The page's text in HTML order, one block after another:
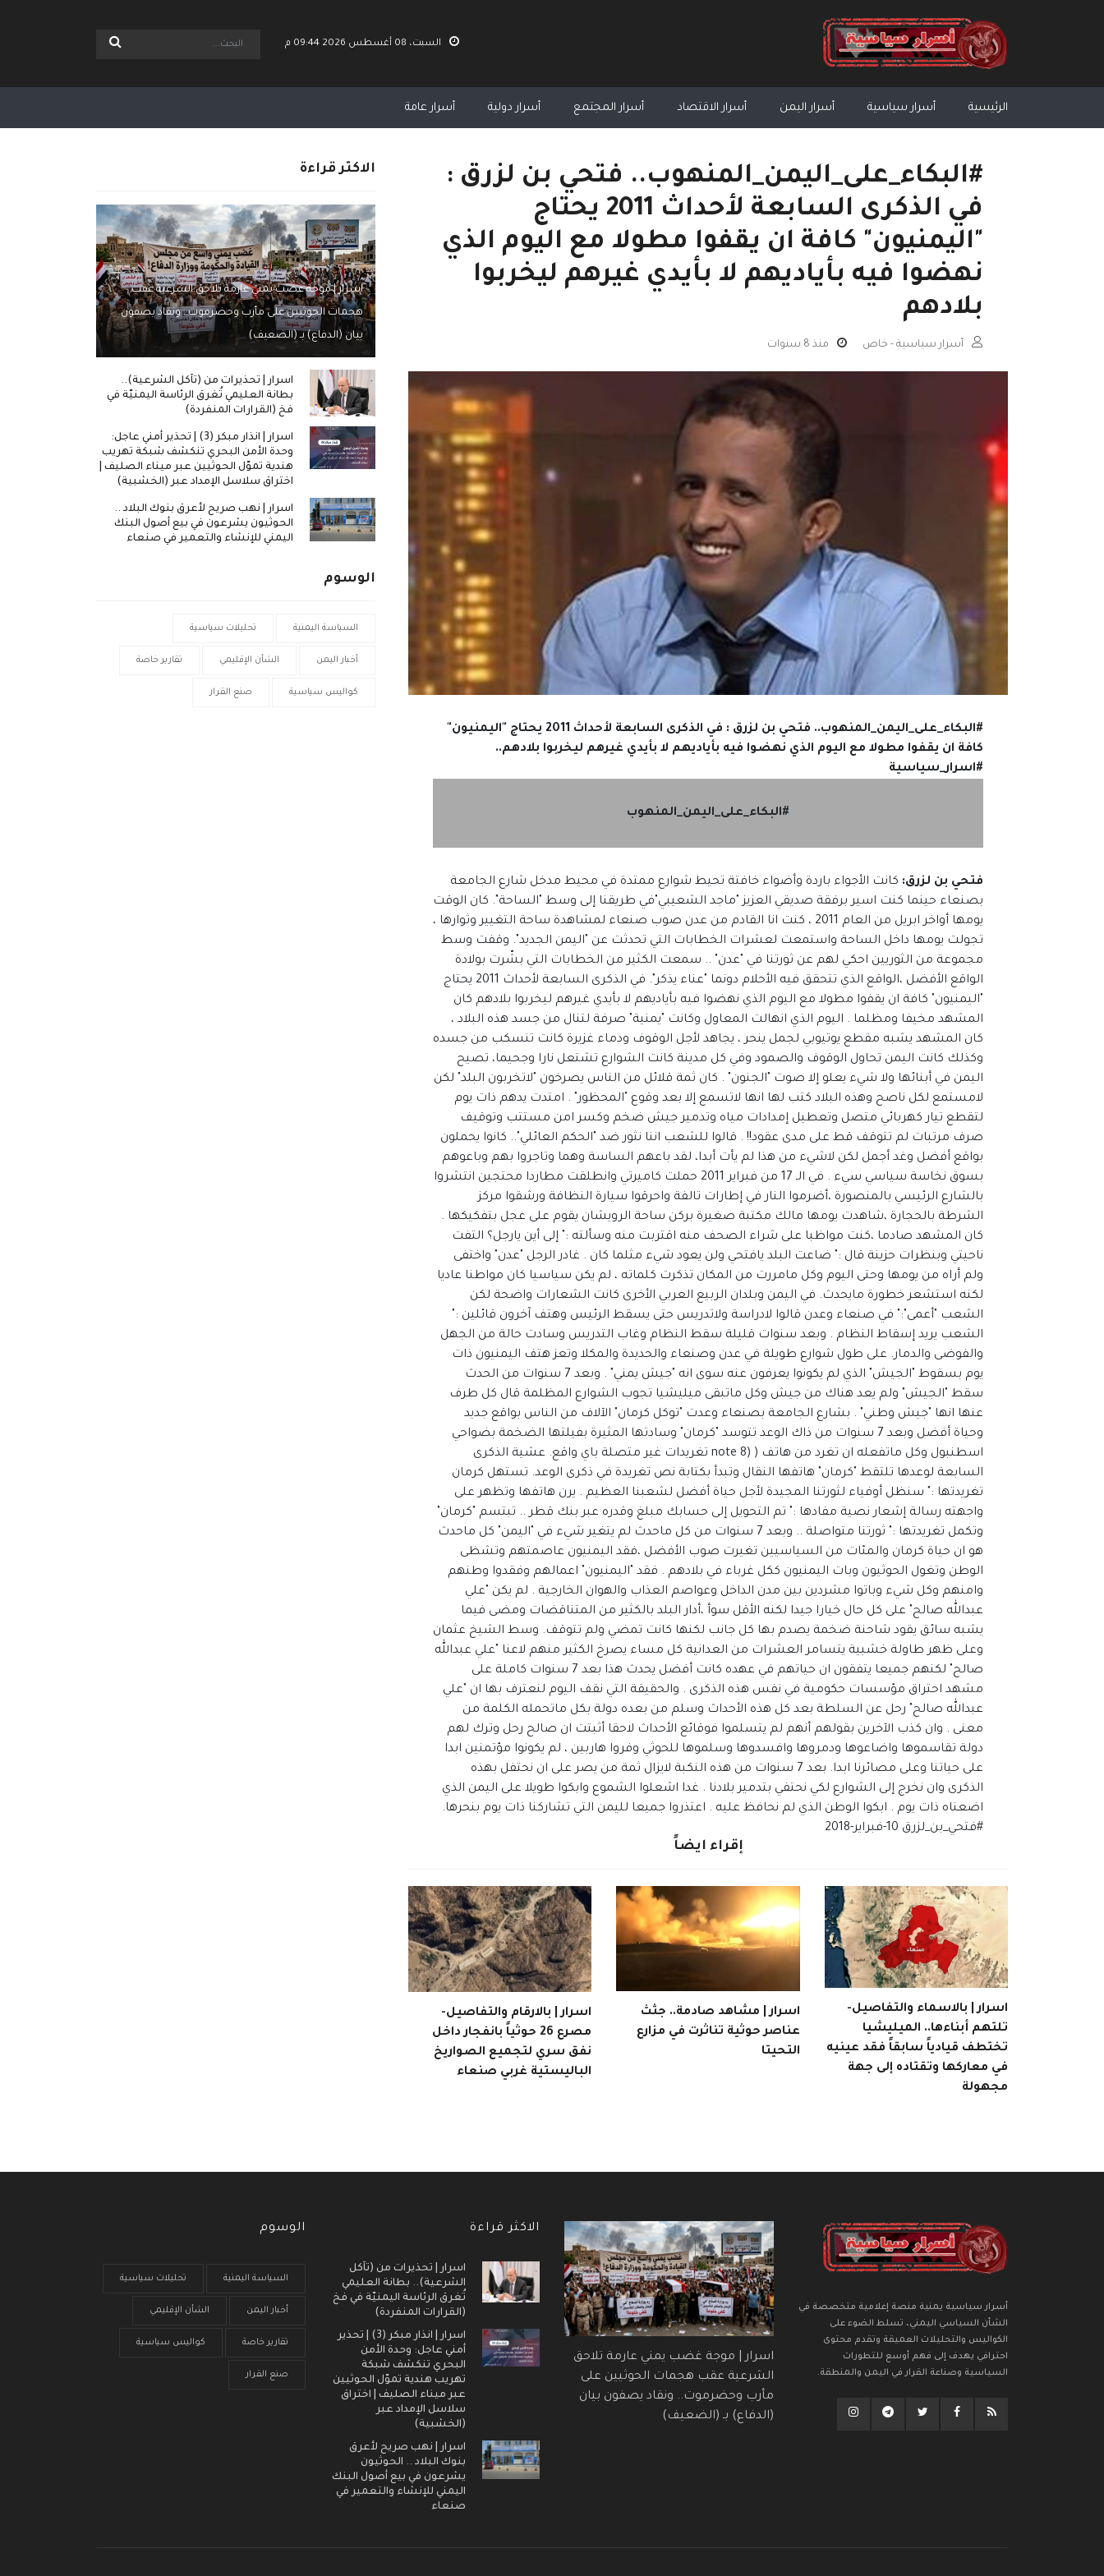
السبت، 08 أغسطس 2026 09:44 م
الرئيسية أسرار سياسية أسرار اليمن أسرار الاقتصاد أسرار المجتمع أسرار دولية أسرار عامة
#البكاء_على_اليمن_المنهوب.. فتحي بن لزرق :
في الذكرى السابعة لأحداث 2011 يحتاج
"اليمنيون" كافة ان يقفوا مطولا مع اليوم الذي
نهضوا فيه بأياديهم لا بأيدي غيرهم ليخربوا
بلادهم
أسرار سياسية - خاص منذ 8 سنوات
#البكاء_على_اليمن_المنهوب.. فتحي بن لزرق : في الذكرى السابعة لأحداث 2011 يحتاج "اليمنيون"
كافة ان يقفوا مطولا مع اليوم الذي نهضوا فيه بأياديهم لا بأيدي غيرهم ليخربوا بلادهم..
#اسرار_سياسية
#البكاء_على_اليمن_المنهوب
فتحي بن لزرق: كانت الأجواء باردة وأضواء خافتة تحيط شوارع ممتدة في محيط مدخل شارع الجامعة
بصنعاء حينما كنت اسير برفقة صديقي العزيز "ماجد الشعيبي"في طريقنا إلى وسط "الساحة". كان الوقت
يومها أواخر ابريل من العام 2011 ، كنت انا القادم من عدن صوب صنعاء لمشاهدة ساحة التغيير وثوارها ،
تجولت يومها داخل الساحة واستمعت لعشرات الخطابات التي تحدثت عن "اليمن الجديد". وقفت وسط
مجموعة من الثوريين احكي لهم عن ثورتنا في "عدن" .. سمعت الكثير من الخطابات التي بشّرت بولادة
الواقع الأفضل ،الواقع الذي تتحقق فيه الأحلام دونما "عناء يذكر". في الذكرى السابعة لأحداث 2011 يحتاج
"اليمنيون" كافة ان يقفوا مطولا مع اليوم الذي نهضوا فيه بأياديهم لا بأيدي غيرهم ليخربوا بلادهم كان
المشهد مخيفا ومظلما . اليوم الذي انهالت المعاول وكانت "يمنية" صرفة لتنال من جسد هذه البلاد ،
كان المشهد يشبه مقطع يوتيوبي لجمل ينحر ، يجاهد لأجل الوقوف ودماء غزيرة كانت تنسكب من جسده
وكذلك كانت اليمن تحاول الوقوف والصمود وفي كل مدينة كانت الشوارع تشتعل نارا وجحيما، تصيح
اليمن في أبنائها ولا شيء يعلو إلا صوت "الجنون" . كان ثمة قلائل من الناس يصرخون "لاتخربون البلد" لكن
لامستمع لكل ناصح وهذه البلاد كتب لها انها لاتسمع إلا بعد وقوع "المحظور" . امتدت يدهم ذات يوم
لتقطع تيار كهربائي متصل وتعطيل إمدادات مياه وتدمير جيش ضخم وكسر امن مستتب وتوقيف
صرف مرتبات لم تتوقف قط على مدى عقود!! . قالوا للشعب اننا نثور ضد "الحكم العائلي".. كانوا يحملون
بواقع أفضل وغد أجمل لكن لاشيء من هذا لم يأت أبدا، لقد باعهم الساسة وهما وتاجروا بهم وباعوهم
بسوق نخاسة سياسي سيء . في الـ 17 من فبراير 2011 حملت كاميرتي وانطلقت مطاردا محتجين انتشروا
بالشارع الرئيسي بالمنصورة ،أضرموا النار في إطارات تالفة واحرقوا سيارة النظافة ورشقوا مركز
الشرطة بالحجارة ،شاهدت يومها مالك مكتبة صغيرة بركن ساحة الرويشان يقوم على عجل بتفكيكها .
كان المشهد صادما ،كنت مواظبا على شراء الصحف منه اقتربت منه وسألته :" إلى أين يارجل؟ التفت
ناحيتي وبنظرات حزينة قال :" ضاعت البلد يافتحي ولن يعود شيء مثلما كان . غادر الرجل "عدن" واختفى
ولم أراه من يومها وحتى اليوم وكل مامررت من المكان تذكرت كلماته ، لم يكن سياسيا كان مواطنا عاديا
لكنه استشعر خطورة مايحدث. في اليمن وبلدان الربيع العربي الأخرى كانت الشعارات واضحة لكن
الشعب "أعمى":" في صنعاء وعدن قالوا لادراسة ولاتدريس حتى يسقط الرئيس وهتف آخرون قائلين :"
الشعب يريد إسقاط النظام . وبعد سنوات قليلة سقط النظام وغاب التدريس وسادت حالة من الجهل
والفوضى والدمار. على طول شوارع طويلة في عدن وصنعاء والحديدة والمكلا وتعز هتف اليمنيون ذات
يوم بسقوط "الجيش" الذي لم يكونوا يعرفون عنه سوى انه "جيش يمني" . وبعد 7 سنوات من الحدث
سقط "الجيش" ولم يعد هناك من جيش وكل ماتبقى ميليشيا تجوب الشوارع المظلمة قال كل طرف
عنها انها "جيش وطني" . بشارع الجامعة بصنعاء وعدت "توكل كرمان" الآلاف من الناس بواقع جديد
وحياة أفضل وبعد 7 سنوات من ذاك الوعد تتوسد "كرمان" وسادتها المثيرة بفيلتها الضخمة بضواحي
اسطنبول وكل ماتفعله ان تغرد من هاتف ( (note 8 تغريدات غير متصلة باي واقع. عشية الذكرى
السابعة لوعدها تلتقط "كرمان" هاتفها النقال وتبدأ بكتابة نص تغريدة في ذكرى الوعد. تستهل كرمان
تغريدتها :" سنظل أوفياء لثورتنا المجيدة لأجل حياة أفضل لشعبنا العظيم . يرن هاتفها وتظهر على
واجهته رسالة إشعار نصية مفادها :" تم التحويل إلى حسابك مبلغ وقدره عبر بنك قطر .. تبتسم "كرمان"
وتكمل تغريدتها :" ثورتنا متواصلة .. وبعد 7 سنوات من كل ماحدث لم يتغير شيء في "اليمن" كل ماحدث
هو ان حياة كرمان والمئات من السياسيين تغيرت صوب الأفضل ،فقد اليمنيون عاصمتهم وتشظى
الوطن وتغول الحوثيون وبات اليمنيون ككل غرباء في بلادهم . فقد "اليمنيون" اعمالهم وفقدوا وطنهم
وامنهم وكل شيء وباتوا مشردين بين مدن الداخل وعواصم العذاب والهوان الخارجية . لم يكن "علي
عبدالله صالح" على كل حال خيارا جيدا لكنه الأقل سوأ ،أدار البلد بالكثير من المتناقضات ومضى فيما
يشبه سائق يقود شاحنة ضخمة يصدم بها كل جانب لكنها كانت تمضي ولم تتوقف. وسط الشيخ عثمان
وعلى ظهر طاولة خشبية يتسامر العشرات من العدانية كل مساء يصرخ الكثير منهم لاعنا "علي عبدالله
صالح" لكنهم جميعا يتفقون ان حياتهم في عهده كانت أفضل يحدث هذا بعد 7 سنوات كاملة على
مشهد احتراق مؤسسات حكومية في نفس هذه الذكرى . والحقيقة التي نقف اليوم لنعترف بها ان "علي
عبدالله صالح" رحل عن السلطة بعد كل هذه الأحداث وسلم من بعده دولة بكل ماتحمله الكلمة من
معنى . وان كذب الآخرين بقولهم أنهم لم يتسلموا فوقائع الأحداث لاحقا أثبتت ان صالح رحل وترك لهم
دولة تقاسموها واضاعوها ودمروها وافسدوها وسلموها للحوثي وفروا هاربين ، لم يكونوا مؤتمنين ابدا
على حياتنا وعلى مصائرنا ابدا. بعد 7 سنوات من هذه النكبة لايزال ثمة من يصر على ان نحتفل بهذه
الذكرى وان نخرج إلى الشوارع لكي نحتفي بتدمير بلادنا . غدا اشعلوا الشموع وابكوا طويلا على اليمن الذي
اضعناه ذات يوم . ابكوا الوطن الذي لم نحافظ عليه . اعتذروا جميعا لليمن التي تشاركنا ذات يوم بنحرها.
#فتحي_بن_لزرق 10-فبراير-2018
إقراء ايضاً
اسرار | بالاسماء والتفاصيل-
تلتهم أبناءها.. الميليشيا
تختطف قيادياً سابقاً فقد عينيه
في معاركها وتقتاده إلى جهة
مجهولة
اسرار | مشاهد صادمة.. جثث
عناصر حوثية تناثرت في مزارع
التحيتا
اسرار | بالارقام والتفاصيل-
مصرع 26 حوثياً بانفجار داخل
نفق سري لتجميع الصواريخ
الباليستية غربي صنعاء
الاكثر قراءة
اسرار | موجة غضب يمني عارمة تلاحق الشرعية عقب
هجمات الحوثيين على مأرب وحضرموت.. ونقاد يصفون
بيان (الدفاع) بـ (الضعيف)
اسرار | تحذيرات من (تآكل الشرعية)..
بطانة العليمي تُغرق الرئاسة اليمنيّة في
فخ (القرارات المنفردة)
اسرار | انذار مبكر (3) | تحذير أمني عاجل:
وحدة الأمن البحري تنكشف شبكة تهريب
هندية تموّل الحوثيين عبر ميناء الصليف |
اختراق سلاسل الإمداد عبر (الخشبية)
اسرار | نهب صريح لأعرق بنوك البلاد ..
الحوثيون يشرعون في بيع أصول البنك
اليمني للإنشاء والتعمير في صنعاء
الوسوم
السياسة اليمنية تحليلات سياسية
أخبار اليمن الشأن الإقليمي تقارير خاصة
كواليس سياسية صنع القرار
أسرار سياسية يمنية منصة إعلامية متخصصة في
الشأن السياسي اليمني، تسلط الضوء على
الكواليس والتحليلات العميقة وتقدم محتوى
احترافي يهدف إلى فهم أوسع للتطورات
السياسية وصناعة القرار في اليمن والمنطقة.
اسرار | موجة غضب يمني عارمة تلاحق
الشرعية عقب هجمات الحوثيين على
مأرب وحضرموت.. ونقاد يصفون بيان
(الدفاع) بـ (الضعيف)
الاكثر قراءة
اسرار | تحذيرات من (تآكل
الشرعية).. بطانة العليمي
تُغرق الرئاسة اليمنيّة في فخ
(القرارات المنفردة)
اسرار | انذار مبكر (3) | تحذير
أمني عاجل: وحدة الأمن
البحري تنكشف شبكة
تهريب هندية تموّل الحوثيين
عبر ميناء الصليف | اختراق
سلاسل الإمداد عبر
(الخشبية)
اسرار | نهب صريح لأعرق
بنوك البلاد .. الحوثيون
يشرعون في بيع أصول البنك
اليمني للإنشاء والتعمير في
صنعاء
الوسوم
السياسة اليمنية تحليلات سياسية
أخبار اليمن الشأن الإقليمي
تقارير خاصة كواليس سياسية
صنع القرار